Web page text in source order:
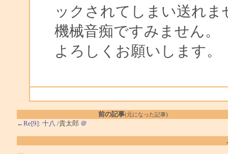
ックされてしまい送れま
機械音痴ですみません。
よろしくお願いします。
前の記事(元になった記事)
←Re[9]: 十八 /貴太郎 ＠